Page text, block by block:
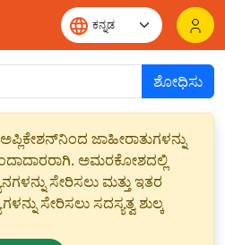
ಶೋಧಿಸು
ಜಾಹೀರಾತುಗಳನ್ನು
ಅಮರಕೋಶದಲ್ಲಿ
ಸೇರಿಸಲು ಮತ್ತು ಇತರ
ಸೇರಿಸಲು ಸದಸ್ಯತ್ವ ಶುಲ್ಕ